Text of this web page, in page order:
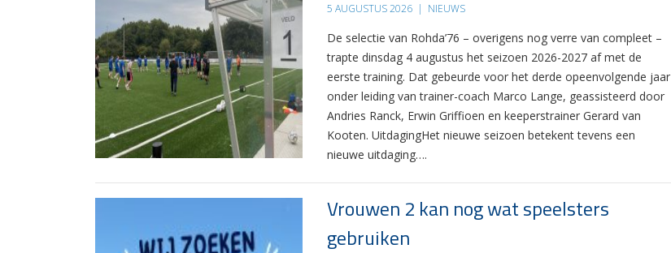
5 AUGUSTUS 2026 | NIEUWS
De selectie van Rohda’76 – overigens nog verre van compleet –
trapte dinsdag 4 augustus het seizoen 2026-2027 af met de
eerste training. Dat gebeurde voor het derde opeenvolgende jaar
onder leiding van trainer-coach Marco Lange, geassisteerd door
Andries Ranck, Erwin Griffioen en keeperstrainer Gerard van
Kooten. UitdagingHet nieuwe seizoen betekent tevens een
nieuwe uitdaging….
Vrouwen 2 kan nog wat speelsters
gebruiken